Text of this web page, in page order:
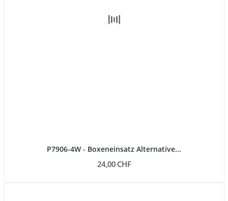
P7906-4W - Boxeneinsatz Alternative...
24,00 CHF